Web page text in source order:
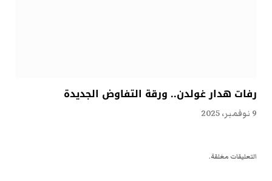
رفات هدار غولدن.. ورقة التفاوض الجديدة
9 نوفمبر، 2025
التعليقات مغلقة.